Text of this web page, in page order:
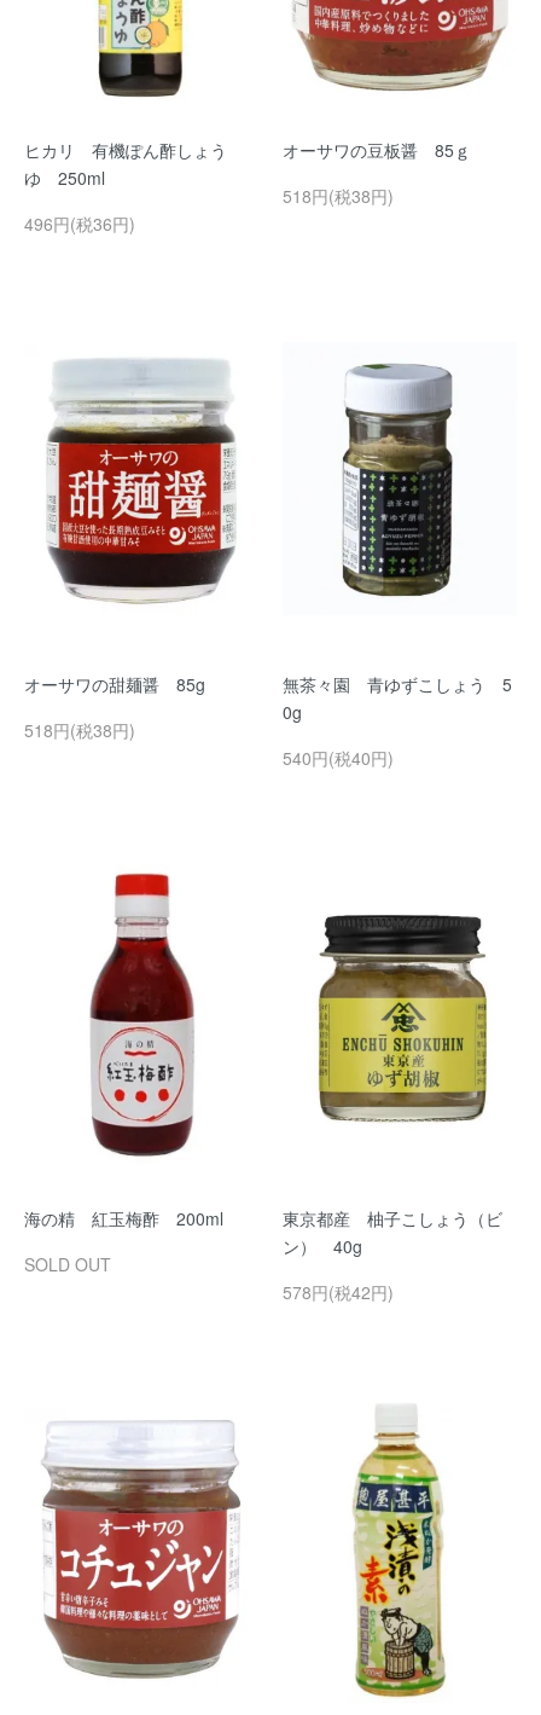
ヒカリ 有機ぽん酢しょう
ゆ 250ml
496円(税36円)
オーサワの豆板醤 85ｇ
518円(税38円)
オーサワの甜麺醤 85g
518円(税38円)
無茶々園 青ゆずこしょう 5
0g
540円(税40円)
海の精 紅玉梅酢 200ml
SOLD OUT
東京都産 柚子こしょう（ビ
ン） 40g
578円(税42円)